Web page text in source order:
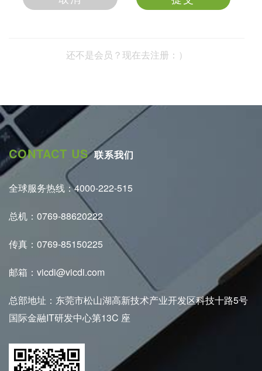
还不是会员？现在去注册：）
CONTACT US联系我们
全球服务热线：4000-222-515
总机：0769-88620222
传真：0769-85150225
邮箱：vicdi@vicdi.com
总部地址：东莞市松山湖高新技术产业开发区科技十路5号
国际金融IT研发中心第13C 座